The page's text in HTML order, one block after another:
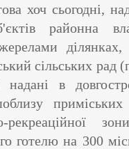
хоч сьогодні,
районна
ділянках,
сільських рад
в
приміських
рекреаційної
готелю на 300